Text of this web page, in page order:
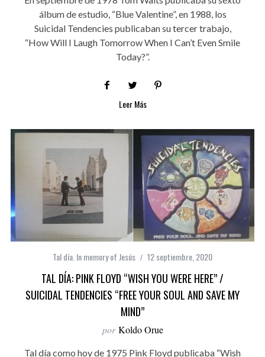
álbum de estudio, “Blue Valentine”, en 1988, los
Suicidal Tendencies publicaban su tercer trabajo,
“How Will I Laugh Tomorrow When I Can’t Even Smile
Today?”.
Leer Más
Tal día. In memory of Jesús 12 septiembre, 2020
TAL DÍA: PINK FLOYD “WISH YOU WERE HERE” /
SUICIDAL TENDENCIES “FREE YOUR SOUL AND SAVE MY
MIND”
por Koldo Orue
Tal día como hoy de 1975 Pink Floyd publicaba “Wish